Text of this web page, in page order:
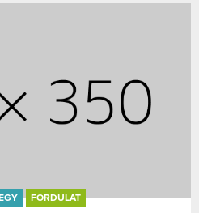
FORDULAT